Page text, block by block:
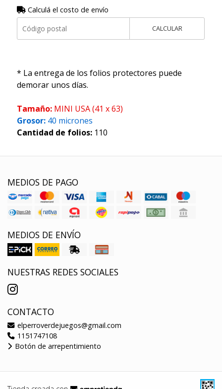
Calculá el costo de envío
CALCULAR
* La entrega de los folios protectores puede
demorar unos días.
Tamaño: MINI USA (41 x 63)
Grosor:40 micrones
Cantidad de folios:110
MEDIOS DE PAGO
MEDIOS DE ENVÍO
NUESTRAS REDES SOCIALES
CONTACTO
elperroverdejuegos@gmail.com
1151747108
Botón de arrepentimiento